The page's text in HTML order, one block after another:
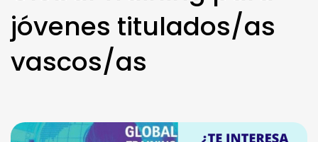
jóvenes titulados/as
vascos/as